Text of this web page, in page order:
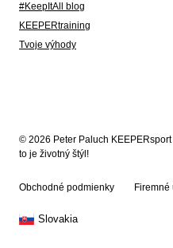
#KeepItAll blog
KEEPERtraining
Tvoje výhody
© 2026 Peter Paluch
to je životný štýl!
Obchodné podmienky Firemné
Slovakia